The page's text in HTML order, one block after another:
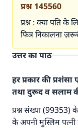
प्रश्न 145560
प्रश्न : क्या पति
फित्र निकालना
उत्तर का पाठ
हर प्रकार की
तथा दुरूद व सलाम
प्रश्न संख्या (99353)
के अपनी मुस्लिम